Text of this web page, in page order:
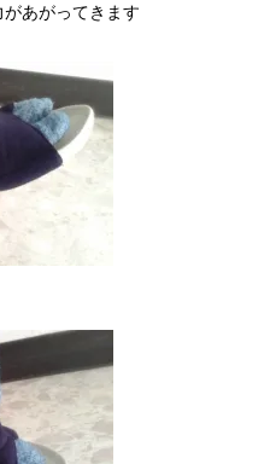
あがってきます